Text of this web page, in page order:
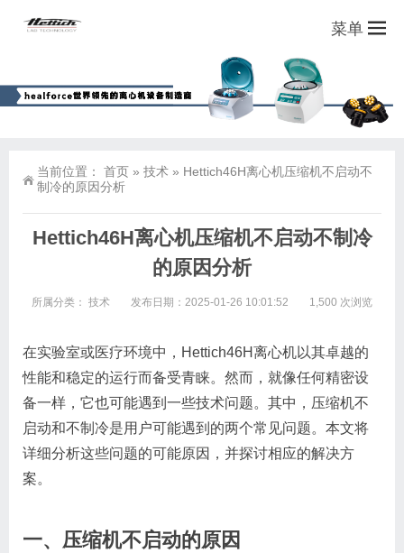
菜单
当前位置： 首页 » 技术 » Hettich46H离心机压缩机不启动不
制冷的原因分析
Hettich46H离心机压缩机不启动不制冷
的原因分析
所属分类： 技术 发布日期：2025-01-26 10:01:52 1,500 次浏览
在实验室或医疗环境中，Hettich46H离心机以其卓越的
性能和稳定的运行而备受青睐。然而，就像任何精密设
备一样，它也可能遇到一些技术问题。其中，压缩机不
启动和不制冷是用户可能遇到的两个常见问题。本文将
详细分析这些问题的可能原因，并探讨相应的解决方
案。
一、压缩机不启动的原因